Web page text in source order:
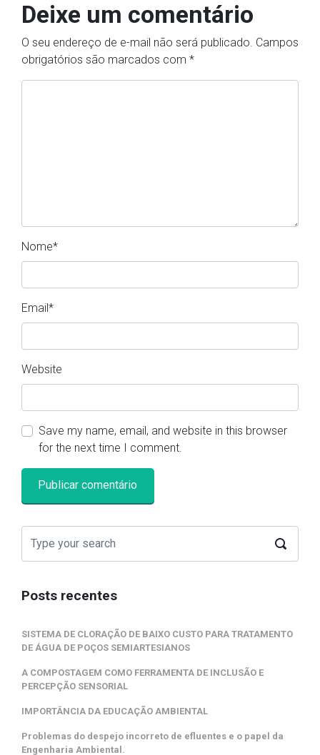
Deixe um comentário
O seu endereço de e-mail não será publicado. Campos
obrigatórios são marcados com *
Nome*
Email*
Website
Save my name, email, and website in this browser
for the next time I comment.
Posts recentes
SISTEMA DE CLORAÇÃO DE BAIXO CUSTO PARA TRATAMENTO
DE ÁGUA DE POÇOS SEMIARTESIANOS
A COMPOSTAGEM COMO FERRAMENTA DE INCLUSÃO E
PERCEPÇÃO SENSORIAL
IMPORTÂNCIA DA EDUCAÇÃO AMBIENTAL
Problemas do despejo incorreto de efluentes e o papel da
Engenharia Ambiental.